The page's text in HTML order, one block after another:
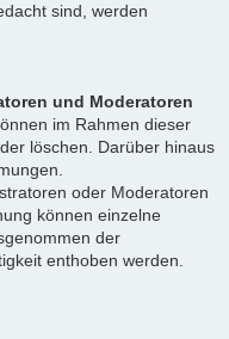
sind, werden
und Moderatoren
im Rahmen dieser
löschen. Darüber hinaus
oder Moderatoren
können einzelne
der
enthoben werden.